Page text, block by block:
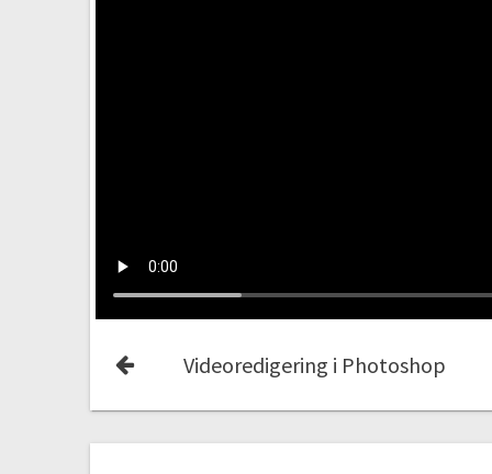
Videoredigering i Photoshop